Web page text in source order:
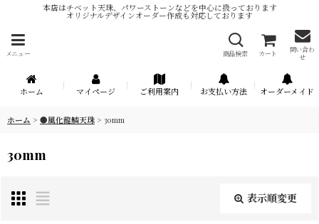
本店はチベット天珠、パワーストーンなどを中心に扱っております
オリジナルデザインオーダー作成も対応しております
メニュー 商品検索 カート
問い合わ
せ
ホーム マイページ ご利用案内 お支払い方法 オーダーメイド
ホーム > ●風化龍鱗天珠 > 30mm
30mm
表示順変更